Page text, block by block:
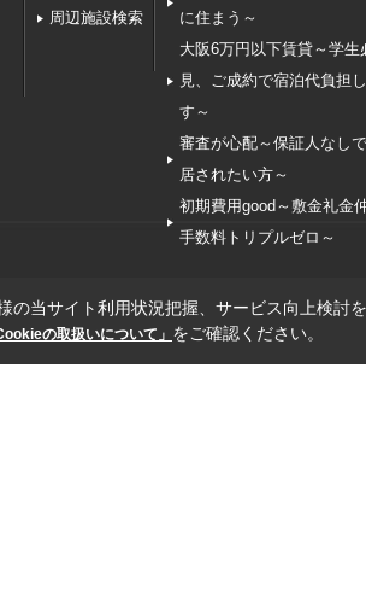
周辺施設検索
に住まう～
大阪6万円以下賃貸～学生
見、ご成約で宿泊代負担
す～
審査が心配～保証人なし
居されたい方～
初期費用good～敷金礼金
手数料トリプルゼロ～
の当サイト利用状況把握、サービス向上検討
の取扱いについて」 をご確認ください。